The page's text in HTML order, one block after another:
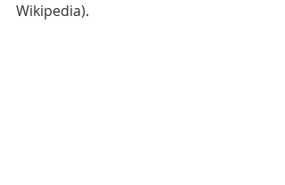
Wikipedia).